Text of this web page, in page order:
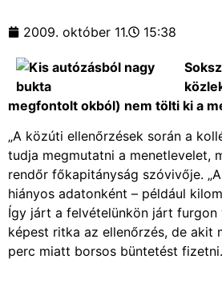
2009. október 11. 15:38
megfontolt okból) nem tölti ki a
„A közúti ellenőrzések során a
tudja megmutatni a menetlevelet,
rendőr főkapitányság szóvivője.
hiányos adatonként – például
Így járt a felvételünkön járt
képest ritka az ellenőrzés, de akit
perc miatt borsos büntetést